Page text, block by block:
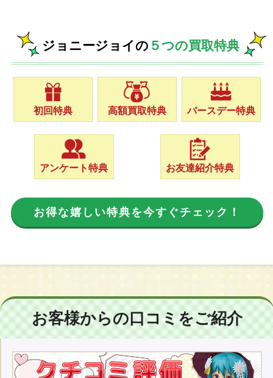
ジョニージョイの ５つの買取特典
初回特典 高額買取特典 バースデー特典
アンケート特典 お友達紹介特典
お得な嬉しい特典を今すぐチェック！
お客様からの口コミをご紹介